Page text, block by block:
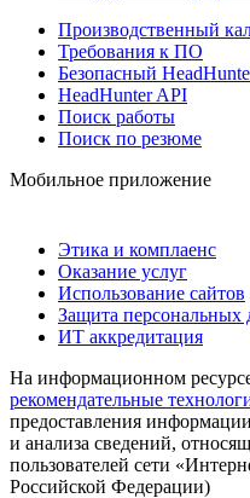
Производственный
Требования к ПО
Безопасный
HeadHunter API
Поиск работы
Поиск по резюме
Мобильное приложение
Этика и комплаенс
Оказание услуг
Использование сайтов
Защита персональных
ИТ аккредитация
На информационном
рекомендательные
предоставления
и анализа сведений,
пользователей сети
Российской Федерации)